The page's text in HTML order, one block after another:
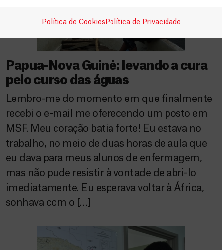
Política de Cookies Política de Privacidade
Papua-Nova Guiné: levando a cura
pelo curso das águas
Lembro-me do momento em que finalmente
recebi o e-mail me oferecendo um posto em
MSF. Meu coração batia forte! Eu estava no
trabalho, no meio de duas horas de aula que
eu dava para meus alunos de enfermagem,
mas não pude resistir à vontade de abri-lo
imediatamente. Eu esperava voltar à África,
sonhava com o […]